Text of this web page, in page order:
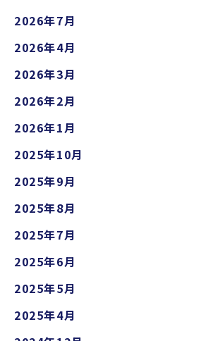
2026年7月
2026年4月
2026年3月
2026年2月
2026年1月
2025年10月
2025年9月
2025年8月
2025年7月
2025年6月
2025年5月
2025年4月